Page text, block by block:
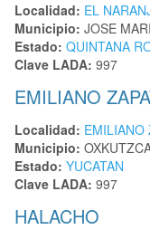
Localidad: EL
Municipio: JOSE
Estado: QUINTANA
Clave LADA: 997
EMILIANO
Localidad: EMILIANO
Municipio:
Estado: YUCATAN
Clave LADA: 997
HALACHO